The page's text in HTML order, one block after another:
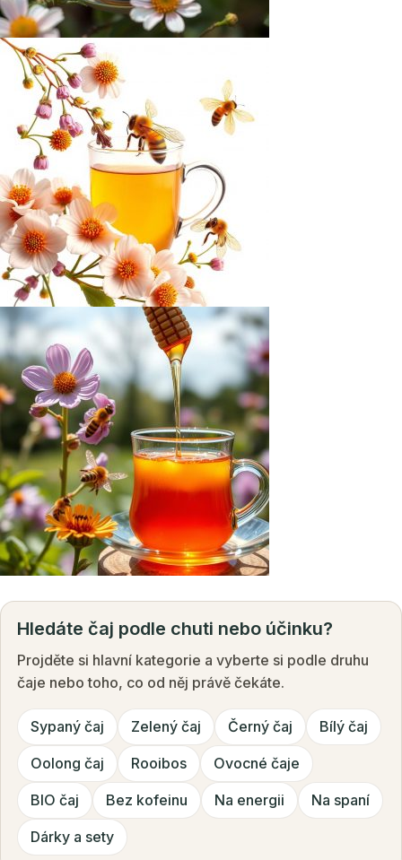
Hledáte čaj podle chuti nebo účinku?
Projděte si hlavní kategorie a vyberte si podle druhu
čaje nebo toho, co od něj právě čekáte.
Sypaný čaj Zelený čaj Černý čaj Bílý čaj
Oolong čaj Rooibos Ovocné čaje
BIO čaj Bez kofeinu Na energii Na spaní
Dárky a sety